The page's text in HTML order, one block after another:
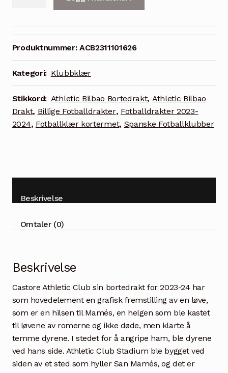
antall
Produktnummer: ACB2311101626
Kategori: Klubbklær
Stikkord: Athletic Bilbao Bortedrakt, Athletic Bilbao
Drakt, Billige Fotballdrakter, Fotballdrakter 2023-
2024, Fotballklær kortermet, Spanske Fotballklubber
Beskrivelse
Omtaler (0)
Beskrivelse
Castore Athletic Club sin bortedrakt for 2023-24 har
som hovedelement en grafisk fremstilling av en løve,
som er en hilsen til Mamés, en helgen som ble kastet
til løvene av romerne og ikke døde, men klarte å
temme dyrene. I stedet for å angripe ham, ble dyrene
ved hans side. Athletic Club Stadium ble bygget ved
siden av et sted som hyller San Mamés, og det er